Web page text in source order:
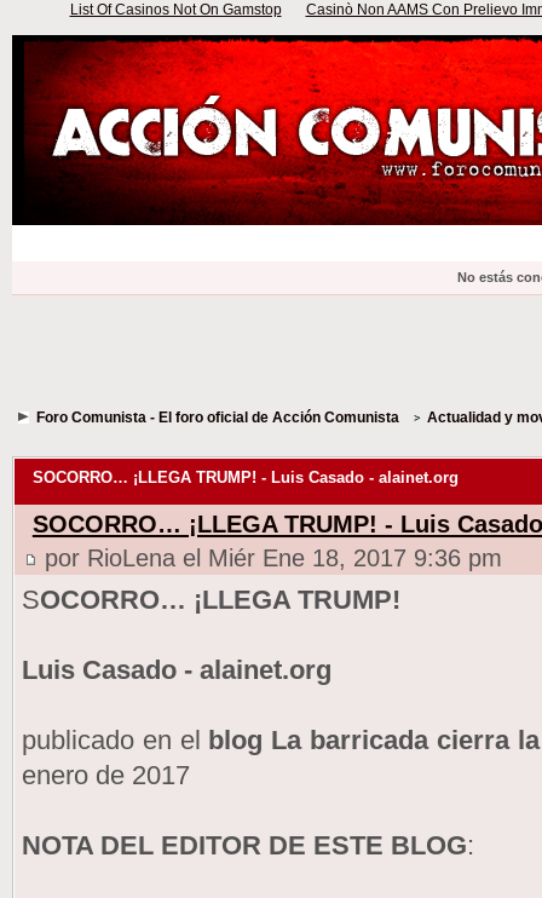
List Of Casinos Not On Gamstop Casinò Non AAMS Con Prelievo
No estás
Foro Comunista - El foro oficial de Acción Comunista Actualidad y
SOCORRO… ¡LLEGA TRUMP! - Luis Casado - alainet.org
SOCORRO… ¡LLEGA TRUMP! - Luis
por RioLena el Miér Ene 18, 2017 9:36 pm
SOCORRO… ¡LLEGA TRUMP!
Luis Casado - alainet.org
publicado en el blog La barricada cierra
enero de 2017
NOTA DEL EDITOR DE ESTE BLOG: